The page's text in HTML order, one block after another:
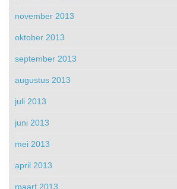
november 2013
oktober 2013
september 2013
augustus 2013
juli 2013
juni 2013
mei 2013
april 2013
maart 2013